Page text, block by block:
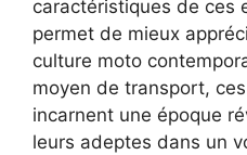
caractéristiques de ces
permet de mieux
culture moto
moyen de transport,
incarnent une époque
leurs adeptes dans un